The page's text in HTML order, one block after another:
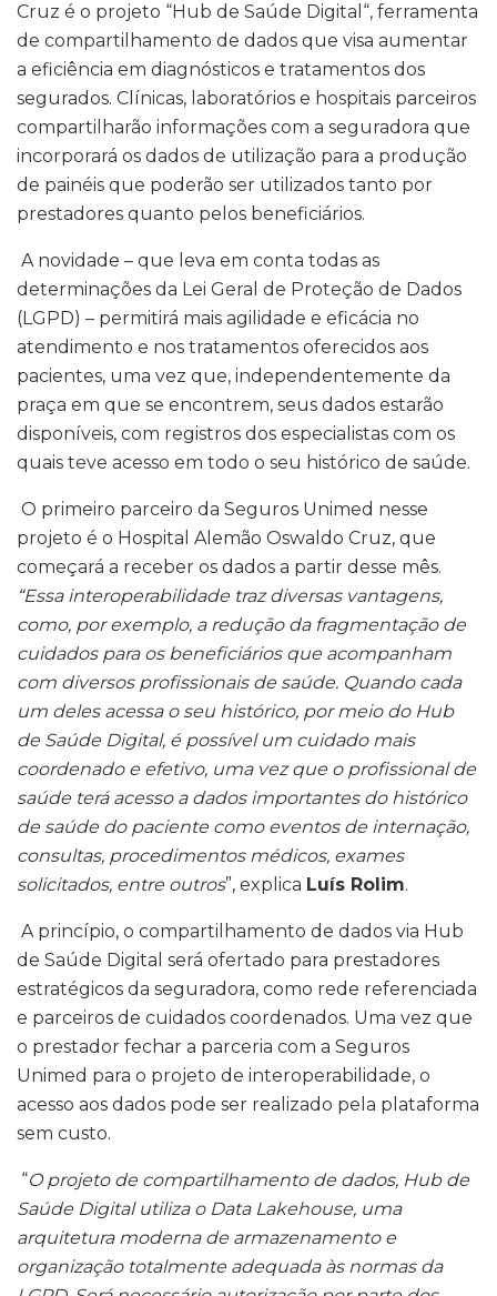
Cruz é o projeto “Hub de Saúde Digital “, ferramenta
de compartilhamento de dados que visa aumentar
a eficiência em diagnósticos e tratamentos dos
segurados. Clínicas, laboratórios e hospitais parceiros
compartilharão informações com a seguradora que
incorporará os dados de utilização para a produção
de painéis que poderão ser utilizados tanto por
prestadores quanto pelos beneficiários.
A novidade – que leva em conta todas as
determinações da Lei Geral de Proteção de Dados
(LGPD) – permitirá mais agilidade e eficácia no
atendimento e nos tratamentos oferecidos aos
pacientes, uma vez que, independentemente da
praça em que se encontrem, seus dados estarão
disponíveis, com registros dos especialistas com os
quais teve acesso em todo o seu histórico de saúde.
O primeiro parceiro da Seguros Unimed nesse
projeto é o Hospital Alemão Oswaldo Cruz, que
começará a receber os dados a partir desse mês.
“Essa interoperabilidade traz diversas vantagens,
como, por exemplo, a redução da fragmentação de
cuidados para os beneficiários que acompanham
com diversos profissionais de saúde. Quando cada
um deles acessa o seu histórico, por meio do Hub
de Saúde Digital, é possível um cuidado mais
coordenado e efetivo, uma vez que o profissional de
saúde terá acesso a dados importantes do histórico
de saúde do paciente como eventos de internação,
consultas, procedimentos médicos, exames
solicitados, entre outros”, explica Luís Rolim.
A princípio, o compartilhamento de dados via Hub
de Saúde Digital será ofertado para prestadores
estratégicos da seguradora, como rede referenciada
e parceiros de cuidados coordenados. Uma vez que
o prestador fechar a parceria com a Seguros
Unimed para o projeto de interoperabilidade, o
acesso aos dados pode ser realizado pela plataforma
sem custo.
“O projeto de compartilhamento de dados, Hub de
Saúde Digital utiliza o Data Lakehouse, uma
arquitetura moderna de armazenamento e
organização totalmente adequada às normas da